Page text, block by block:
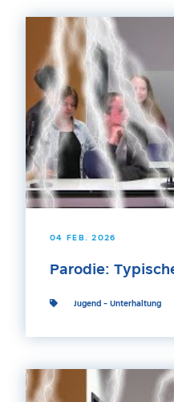
04 FEB. 2026
Parodie:
Jugend - Unterhaltung